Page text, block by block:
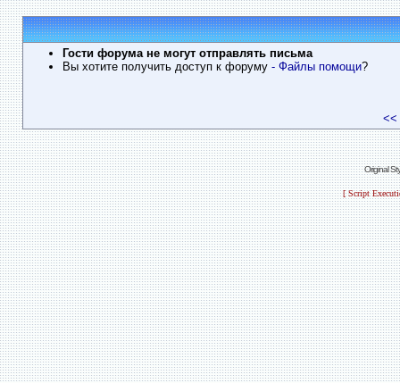
Гости форума не могут отправлять письма
Вы хотите получить доступ к форуму - Файлы помощи?
<<
Original
[ Script